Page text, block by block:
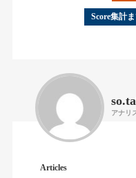
Score集計
アナリ
Articles